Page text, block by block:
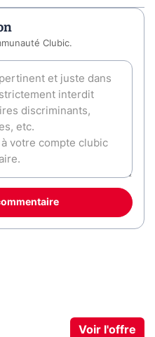
Clubic.
Voir l'offre